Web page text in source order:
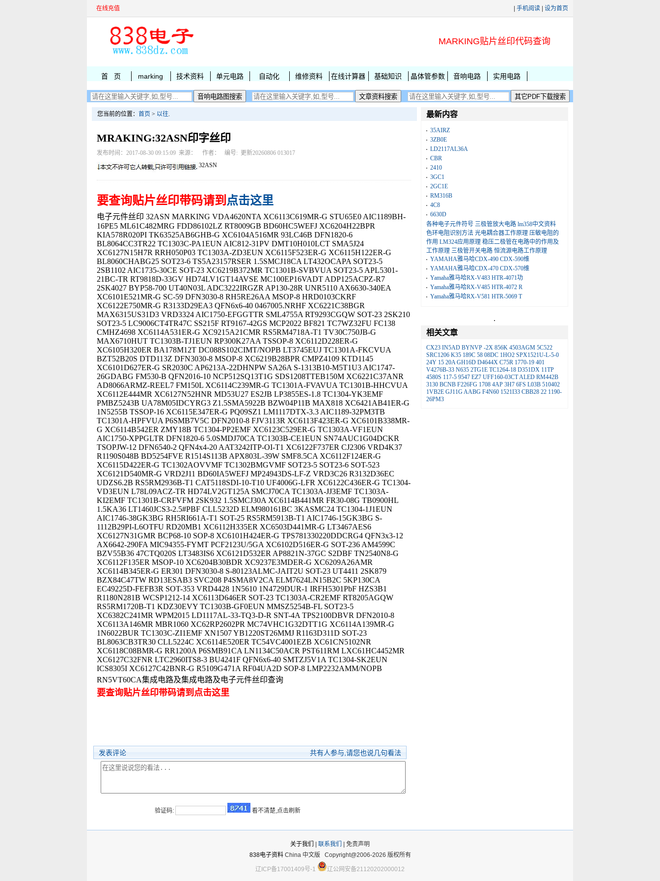
在线充值 手机阅读 设为首页
MARKING贴片丝印代码查询
首 页 marking 技术资料 单元电路 自动化 维修资料 在线计算器 基础知识 晶体管参数 音响电路 实用电路
您当前的位置： 首页 > 以往.
MRAKING:32ASN印字丝印
发布时间：2017-08-30 09:15:09 来源： 作者： 编号: 更新20260806 013017
32ASN
要查询贴片丝印带码请到 点击这里
电子元件丝印 32ASN MARKING VDA4620NTA XC6113C619MR-G STU65E0 AIC1189BH-
16PE5 ML61C482MRG FDD86102LZ RT8009GB BD60HC5WEFJ XC6204H22BPR
KIA578R020PI TK63525AB6GHB-G XC6104A516MR 93LC46B DFN1820-6
BL8064CC3TR22 TC1303C-PA1EUN AIC812-31PV DMT10H010LCT SMA5J24
XC6127N15H7R RRH050P03 TC1303A-ZD3EUN XC6115F523ER-G XC6115H122ER-G
BL8060CHABG25 SOT23-6 TS5A23157RSER 1.5SMCJ18CA LT432OCAPA SOT23-5
2SB1102 AIC1735-30CE SOT-23 XC6219B372MR TC1301B-SVBVUA SOT23-5 APL5301-
21BC-TR RT9818D-33GV HD74LV1GT14AVSE MC100EP16VADT ADP125ACPZ-R7
2SK4027 BYP58-700 UT40N03L ADC3222IRGZR AP130-28R UNR5110 AX6630-340EA
XC6101E521MR-G SC-59 DFN3030-8 RH5RE26AA MSOP-8 HRD0103CKRF
XC6122E750MR-G R3133D29EA3 QFN6x6-40 0467005.NRHF XC6221C38BGR
MAX6315US31D3 VRD3324 AIC1750-EFGGTTR SML4755A RT9293CGQW SOT-23 2SK210
SOT23-5 LC9006CT4TR47C SS215F RT9167-42GS MCP2022 BF821 TC7WZ32FU FC138
CMHZ4698 XC6114A531ER-G XC9215A21CMR RS5RM4718A-T1 TV30C750JB-G
MAX6710HUT TC1303B-TJ1EUN RP300K27AA TSSOP-8 XC6112D228ER-G
XC6105H320ER BA178M12T DC088S102CIMT/NOPB LT3745EUJ TC1301A-FKCVUA
BZT52B20S DTD113Z DFN3030-8 MSOP-8 XC6219B28BPR CMPZ4109 KTD1145
XC6101D627ER-G SR2030C AP6213A-22DHNPW SA26A S-1313B10-M5T1U3 AIC1747-
26GDABG FM530-B QFN2016-10 NCP512SQ13T1G SDS1208TTEB150M XC6221C37ANR
AD8066ARMZ-REEL7 FM150L XC6114C239MR-G TC1301A-FVAVUA TC1301B-HHCVUA
XC6112E444MR XC6127N52HNR MD53U27 ES2JB LP3855ES-1.8 TC1304-YK3EMF
PMBZ5243B UA78M05IDCYRG3 Z1.5SMA5922B BZW04P11B MAX818 XC6421AB41ER-G
1N5255B TSSOP-16 XC6115E347ER-G PQ09SZ1 LM1117DTX-3.3 AIC1189-32PM3TB
TC1301A-HPFVUA P6SMB7V5C DFN2010-8 FJV3113R XC6113F423ER-G XC6101B338MR-
G XC6114B542ER ZMY18B TC1304-PP2EMF XC6123C529ER-G TC1303A-VF1EUN
AIC1750-XPPGLTR DFN1820-6 5.0SMDJ70CA TC1303B-CE1EUN SN74AUC1G04DCKR
TSOPJW-12 DFN6540-2 QFN4x4-20 AAT3242ITP-OI-T1 XC6122F737ER CJ2306 VRD4K37
R1190S048B BD5254FVE R1514S113B APX803L-39W SMF8.5CA XC6112F124ER-G
XC6115D422ER-G TC1302AOVVMF TC1302BMGVMF SOT23-5 SOT23-6 SOT-523
XC6121D540MR-G VRD2J11 BD60IA5WEFJ MP24943DS-LF-Z VRD3C26 R3132D36EC
UDZS6.2B RS5RM2936B-T1 CAT5118SDI-10-T10 UF4006G-LFR XC6122C436ER-G TC1304-
VD3EUN L78L09ACZ-TR HD74LV2GT125A SMCJ70CA TC1303A-JJ3EMF TC1303A-
KI2EMF TC1301B-CRFVFM 2SK932 1.5SMCJ30A XC6114B441MR FR30-08G TB0900HL
1.5KA36 LT1460JCS3-2.5#PBF CLL5232D ELM980161BC 3KASMC24 TC1304-1J1EUN
AIC1746-38GK3BG RH5RI661A-T1 SOT-25 RS5RM5913B-T1 AIC1746-15GK3BG S-
1112B29PI-L6OTFU RD20MB1 XC6112H335ER XC6503D441MR-G LT3467AES6
XC6127N31GMR BCP68-10 SOP-8 XC6101H424ER-G TPS781330220DDCRG4 QFN3x3-12
AX6642-290FA MIC94355-FYMT PCF2123U/5GA XC6102D516ER-G SOT-236 AM4599C
BZV55B36 47CTQ020S LT3483IS6 XC6121D532ER AP8821N-37GC S2DBF TN2540N8-G
XC6112F135ER MSOP-10 XC6204B30BDR XC9237E3MDER-G XC6209A26AMR
XC6114B345ER-G ER301 DFN3030-8 S-80123ALMC-JAIT2U SOT-23 UT4411 2SK879
BZX84C47TW RD13ESAB3 SVC208 P4SMA8V2CA ELM7624LN15B2C 5KP130CA
EC49225D-FEFB3R SOT-353 VRD4428 1N5610 1N4729DUR-1 IRFH5301PbF HZS3B1
R1180N281B WCSP1212-14 XC6113D646ER SOT-23 TC1303A-CR2EMF RT8205AGQW
RS5RM1720B-T1 KDZ30EVY TC1303B-GF0EUN MMSZ5254B-FL SOT23-5
XC6382C241MR WPM2015 LD1117AL-33-TQ3-D-R SNT-4A TPS2100DBVR DFN2010-8
XC6113A146MR MBR1060 XC62RP2602PR MC74VHC1G32DTT1G XC6114A139MR-G
1N6022BUR TC1303C-ZI1EMF XN1507 YB1220ST26MMJ R1163D311D SOT-23
BL8063CB3TR30 CLL5224C XC6114E520ER TC54VC4001EZB XC61CN5102NR
XC6118C08BMR-G RR1200A P6SMB91CA LN1134C50ACR PST611RM LXC61HC4452MR
XC6127C32FNR LTC2960ITS8-3 BU4241F QFN6x6-40 SMTZJ5V1A TC1304-SK2EUN
ICS8305I XC6127C42BNR-G R5109G471A RF04UA2D SOP-8 LMP2232AMM/NOPB
RN5VT60CA集成电路及集成电路及电子元件丝印查询
要查询贴片丝印带码请到点击这里
发表评论 共有人参与,请您也说几句看法
验证码: 看不清楚,点击刷新
最新内容
35AIRZ
3ZB0E
LD2117AL36A
CBR
2410
3GC1
2GC1E
RM316B
4C8
6630D
各种电子元件符号 三极管放大电路 lm358中文资料
色环电阻识别方法 光电耦合器工作原理 压敏电阻的
作用 LM324应用原理 稳压二极管在电路中的作用及
工作原理 三极管开关电路 恒流源电路工作原理
YAMAHA雅马哈CDX-490 CDX-590维
YAMAHA雅马哈CDX-470 CDX-570维
Yamaha雅马哈RX-V483 HTR-4071功
Yamaha雅马哈RX-V485 HTR-4072 R
Yamaha雅马哈RX-V581 HTR-5069 T
.
相关文章
CX23 IN5AD BYNVP -2X 856K 4503AGM 5C522
SRC1206 K35 189C 58 08DC 1HO2 SPX1521U-L-5-0
24Y 15 20A GH16D D4644X C75R 1770-19 401
V4276B-33 N635 2TG1E TC1264-18 D351DX 11TP
4580S 117-5 9547 EZ7 UFF160-03CTALED RM442B
3130 BCNB F226FG 1708 4AP 3H7 6FS L03B 510402
1VB2E GJ11GAABG F4N60 1521I33 CBB28 22 1190-
26PM3
关于我们 联系我们
| 免责声明
838电子资料China 中文版 Copyright@2006-2026 版权所有
辽ICP备17001409号-1 辽公网安备21120202000012